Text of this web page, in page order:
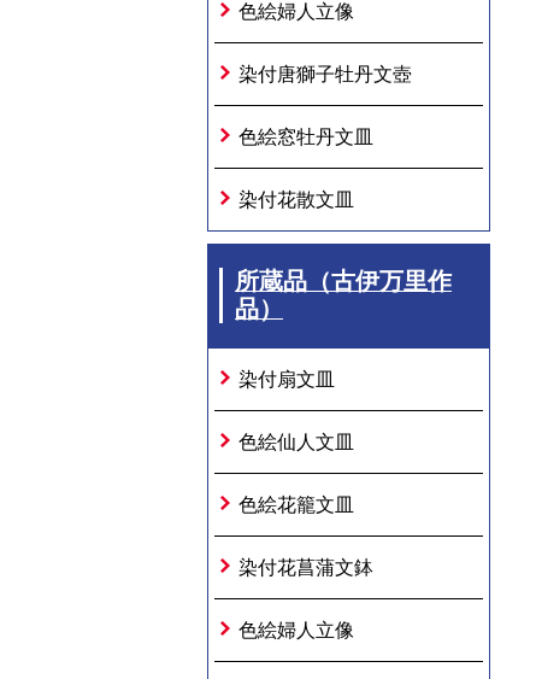
色絵婦人立像
染付唐獅子牡丹文壺
色絵窓牡丹文皿
染付花散文皿
所蔵品（古伊万里作
品）
染付扇文皿
色絵仙人文皿
色絵花籠文皿
染付花菖蒲文鉢
色絵婦人立像